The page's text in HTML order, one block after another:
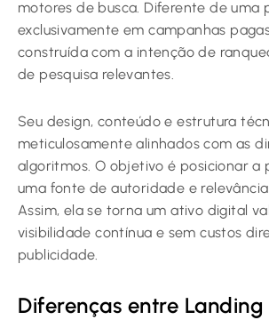
motores de busca. Diferente de uma
exclusivamente em campanhas
construída com a intenção de
de pesquisa relevantes.
Seu design, conteúdo e estrutura
meticulosamente alinhados com as
algoritmos. O objetivo é posicionar a
uma fonte de autoridade e relevância
Assim, ela se torna um ativo digital
visibilidade contínua e sem custos
publicidade.
Diferenças entre Landing